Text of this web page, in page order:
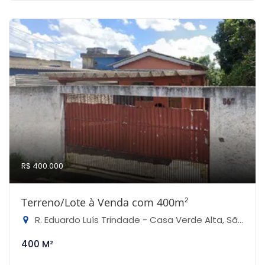
R$ 400.000
Terreno/Lote à Venda com 400m²
R. Eduardo Luís Trindade - Casa Verde Alta, São Paulo-SP
400 M²